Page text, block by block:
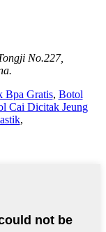
No.227,
Bpa Gratis, Botol
Cai Dicitak Jeung
,